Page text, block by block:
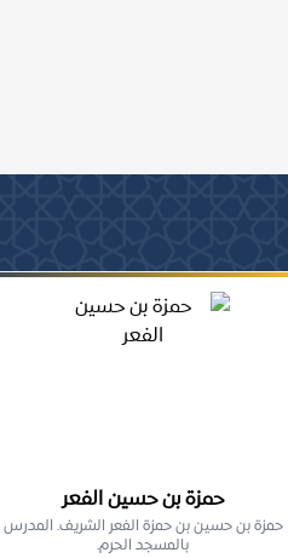
حمزة بن حسين الفعر
حمزة بن حسين بن حمزة الفعر الشريف. المدرس
بالمسجد الحرم.